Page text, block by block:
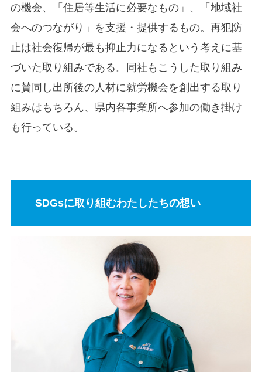
の機会、「住居等生活に必要なもの」、「地域社
会へのつながり」を支援・提供するもの。再犯防
止は社会復帰が最も抑止力になるという考えに基
づいた取り組みである。同社もこうした取り組み
に賛同し出所後の人材に就労機会を創出する取り
組みはもちろん、県内各事業所へ参加の働き掛け
も行っている。
SDGsに取り組むわたしたちの想い